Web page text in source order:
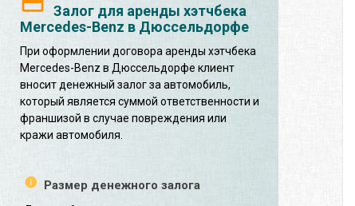
Залог для аренды хэтчбека
Mercedes-Benz в Дюссельдорфе
При оформлении договора аренды хэтчбека
Mercedes-Benz в Дюссельдорфе клиент
вносит денежный залог за автомобиль,
который является суммой ответственности и
франшизой в случае повреждения или
кражи автомобиля.
Размер денежного залога